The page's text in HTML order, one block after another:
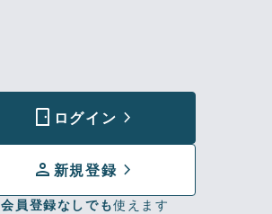
sensor_door ログイン chevron_forward
person 新規登録 chevron_forward
会員登録なしでも使えます